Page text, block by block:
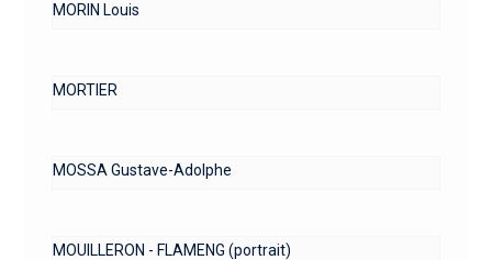
MORIN Louis
MORTIER
MOSSA Gustave-Adolphe
MOUILLERON - FLAMENG (portrait)